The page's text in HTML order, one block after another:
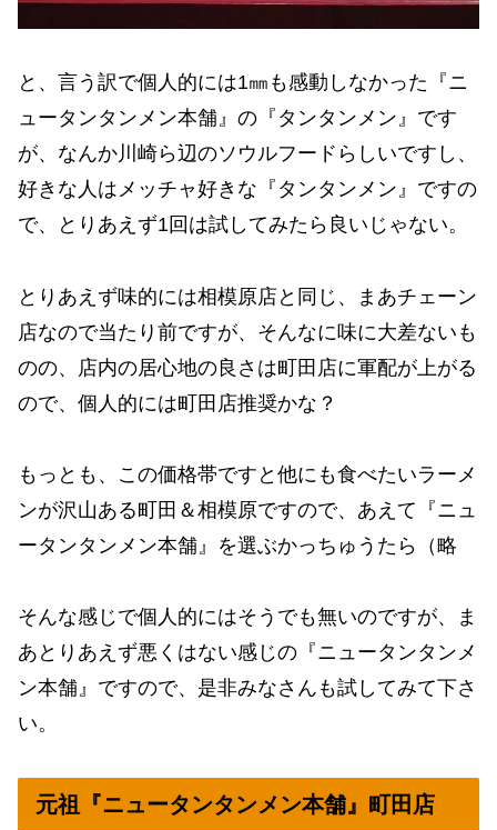
と、言う訳で個人的には1㎜も感動しなかった『ニ
ュータンタンメン本舗』の『タンタンメン』です
が、なんか川崎ら辺のソウルフードらしいですし、
好きな人はメッチャ好きな『タンタンメン』ですの
で、とりあえず1回は試してみたら良いじゃない。
とりあえず味的には相模原店と同じ、まあチェーン
店なので当たり前ですが、そんなに味に大差ないも
のの、店内の居心地の良さは町田店に軍配が上がる
ので、個人的には町田店推奨かな？
もっとも、この価格帯ですと他にも食べたいラーメ
ンが沢山ある町田＆相模原ですので、あえて『ニュ
ータンタンメン本舗』を選ぶかっちゅうたら（略
そんな感じで個人的にはそうでも無いのですが、ま
あとりあえず悪くはない感じの『ニュータンタンメ
ン本舗』ですので、是非みなさんも試してみて下さ
い。
元祖『ニュータンタンメン本舗』町田店